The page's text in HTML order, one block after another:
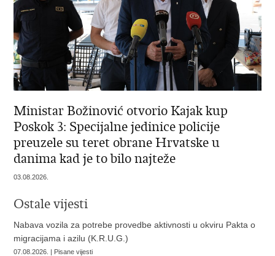
Ministar Božinović otvorio Kajak kup
Poskok 3: Specijalne jedinice policije
preuzele su teret obrane Hrvatske u
danima kad je to bilo najteže
03.08.2026.
Ostale vijesti
Nabava vozila za potrebe provedbe aktivnosti u okviru Pakta o
migracijama i azilu (K.R.U.G.)
07.08.2026. | Pisane vijesti